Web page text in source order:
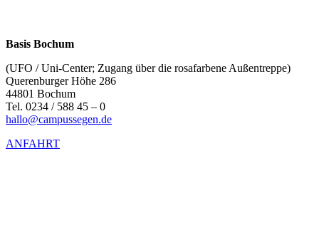
Basis Bochum
(UFO / Uni-Center; Zugang über die rosafarbene Außentreppe)
Querenburger Höhe 286
44801 Bochum
Tel. 0234 / 588 45 – 0
hallo@campussegen.de
ANFAHRT